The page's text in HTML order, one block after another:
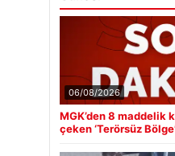
06/08/2026
MGK’den 8
çeken ‘Terörsüz